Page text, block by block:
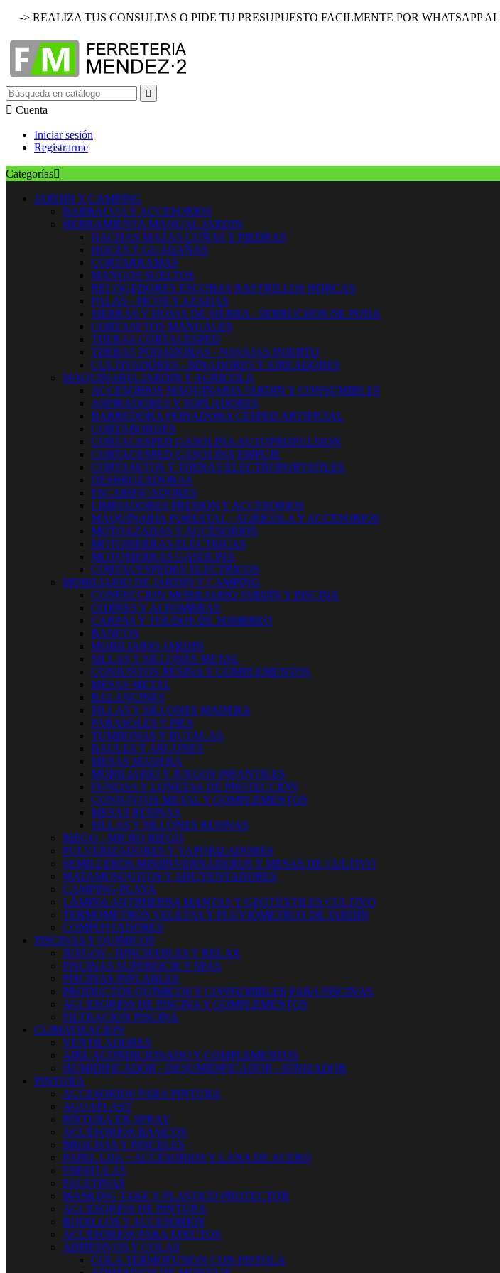
-> REALIZA TUS CONSULTAS O PIDE TU PRESUPUESTO FACILMENTE POR WHATSAPP AL

 Cuenta
Iniciar sesión
Registrarme
Categorías
JARDIN Y CAMPING
BARBACOA Y ACCESORIOS
HERRAMIENTA MANUAL JARDIN
HACHAS MAZAS CUÑAS Y PIEDRAS
HOCES Y GUADAÑAS
CORTARRAMAS
MANGOS SUELTOS
RECOGEDORES ESCOBAS RASTRILLOS HORCAS
PALAS - PICOS Y AZADAS
SIERRAS Y HOJAS DE SIERRA - SERRUCHOS DE PODA
CORTASETOS MANUALES
TIJERAS CORTACESPED
TIJERAS PODADORAS - NAVAJAS INJERTO
CULTIVADORES - BINADORES Y AIREADORES
MAQUINARIA JARDIN Y AGRICOLA
ACCESORIOS MAQUINARIA JARDIN Y CONSUMIBLES
ASPIRADORES Y SOPLADORES
BARREDORA PEINADORA CESPED ARTIFICIAL
CORTABORDES
CORTACESPED GASOLINA AUTOPROPULSION
CORTACESPED GASOLINA EMPUJE
CORTASETOS Y TIJERAS ELECTROPORTATILES
DESBROZADORAS
ESCARIFICADORES
LIMPIADORES PRESION Y ACCESORIOS
MAQUINARIA FORESTAL - AGRICOLA Y ACCESORIOS
MOTOAZADAS Y ACCESORIOS
MOTOSIERRAS ELECTRICAS
MOTOSIERRAS GASOLINA
CORTACESPEDES ELECTRICOS
MOBILIARIO DE JARDIN Y CAMPING
CONFECCION MOBILIARIO JARDÍN Y PISCINA
COJINES Y ALFOMBRAS
CARPAS Y TOLDOS DE SOMBREO
BANCOS
MOBILIARIO JARDIN
SILLAS Y SILLONES METAL
CONJUNTOS RESINA Y COMPLEMENTOS
MESAS METAL
BALANCINES
SILLAS Y SILLONES MADERA
PARASOLES Y PIES
TUMBONAS Y BUTACAS
BAULES Y ARCONES
MESAS MADERA
MOBILIARIO Y JUEGOS INFANTILES
FUNDAS Y LONETAS DE PROTECCIÓN
CONJUNTOS METAL Y COMPLEMENTOS
MESAS RESINAS
SILLAS Y SILLONES RESINAS
RIEGO - MICRO RIEGO
PULVERIZADORES Y VAPORIZADORES
SEMILLEROS MINIINVERNADEROS Y MESAS DE CULTIVO
MATAMOSQUITOS Y AHUYENTADORES
CAMPING-PLAYA
LÁMINA ANTIHIERBA MANTAS Y GEOTÉXTILES CULTIVO
TERMOMETROS VELETAS Y PLUVIÓMETROS DE JARDÍN
COMPOSTADORES
PISCINAS Y QUIMICOS
JUEGOS - HINCHABLES Y RELAX
PISCINAS SUPERFICIE Y SPAS
PISCINAS INFLABLES
PRODUCTOS QUIMICOS Y CONSUMIBLES PARA PISCINAS
ACCESORIOS DE PISCINA Y COMPLEMENTOS
FILTRACION PISCINA
CLIMATIZACION
VENTILADORES
AIRE ACONDICIONADO Y COMPLEMENTOS
HUMIDIFICADOR - DESUMIDIFICADOR - IONIZADOR
PINTURA
ACCESORIOS PARA PINTURA
AGUAPLAST
PINTURA EN SPRAY
ACCESORIOS BASICOS
BROCHAS Y PINCELES
PAPEL LIJA + ACCESORIOS Y LANA DE ACERO
ESPATULAS
PALETINAS
MASKING TAKE Y PLASTICO PROTECTOR
ACCESORIOS DE PINTURA
RODILLOS Y ACCESORIOS
ACCESORIOS PARA EFECTOS
ADHESIVOS Y COLAS
COLA TERMOFUSION CON PISTOLA